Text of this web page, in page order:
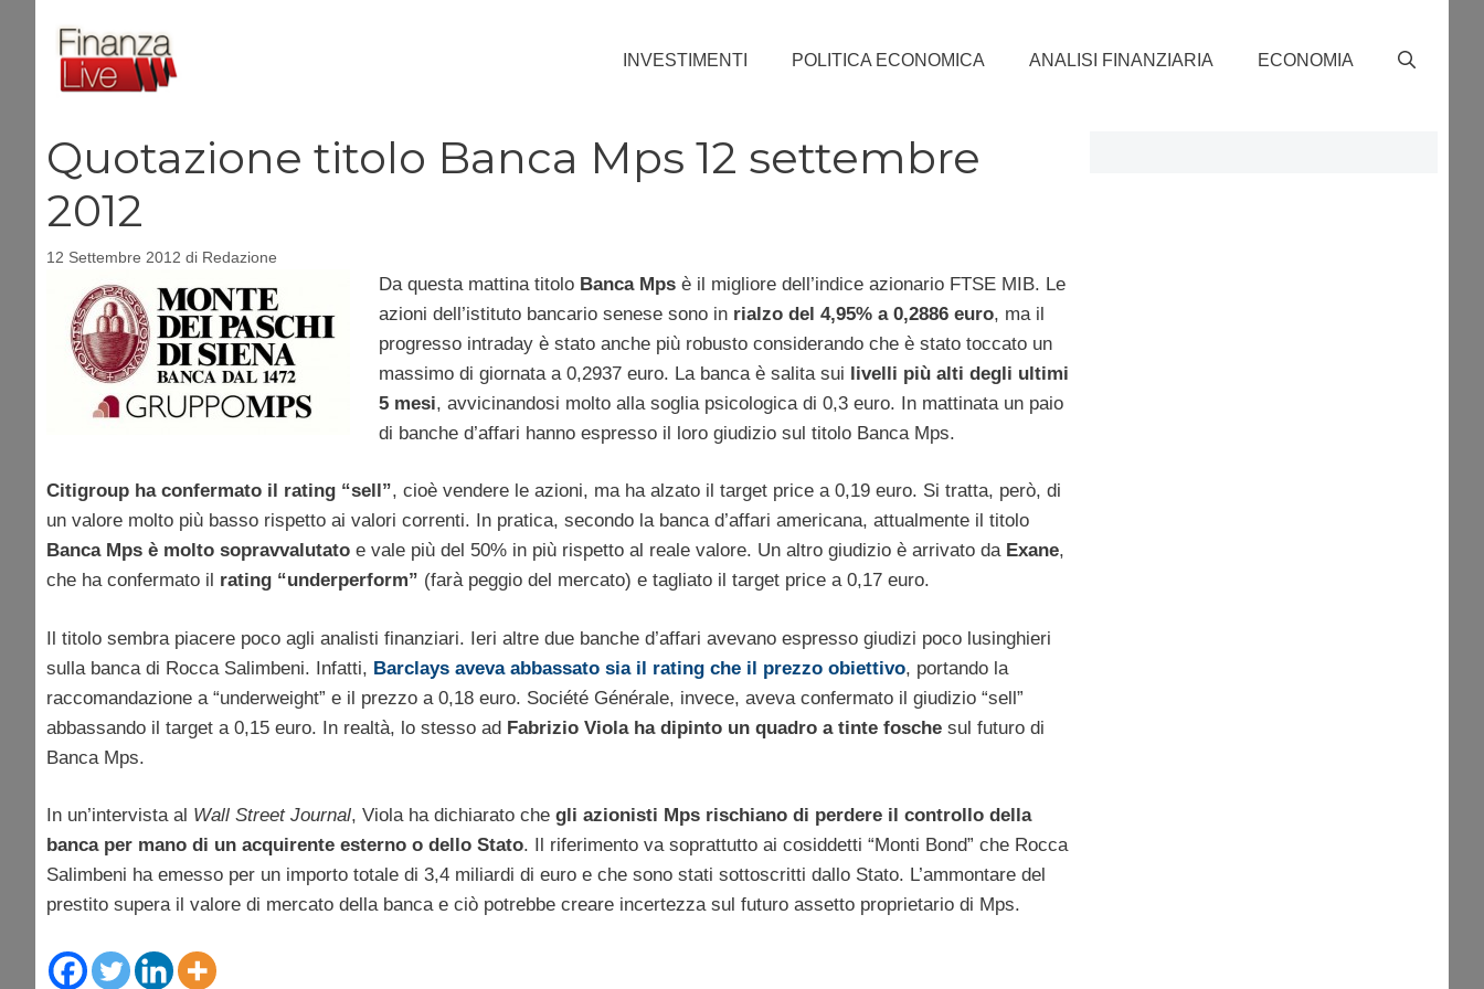
contenuto
INVESTIMENTI POLITICA ECONOMICA ANALISI FINANZIARIA ECONOMIA
Quotazione titolo Banca Mps 12 settembre
2012
12 Settembre 2012 di Redazione
Da questa mattina titolo Banca Mps è il migliore dell’indice azionario FTSE MIB. Le
azioni dell’istituto bancario senese sono in rialzo del 4,95% a 0,2886 euro, ma il
progresso intraday è stato anche più robusto considerando che è stato toccato un
massimo di giornata a 0,2937 euro. La banca è salita sui livelli più alti degli ultimi
5 mesi, avvicinandosi molto alla soglia psicologica di 0,3 euro. In mattinata un paio
di banche d’affari hanno espresso il loro giudizio sul titolo Banca Mps.
Citigroup ha confermato il rating “sell”, cioè vendere le azioni, ma ha alzato il target price a 0,19 euro. Si tratta, però, di
un valore molto più basso rispetto ai valori correnti. In pratica, secondo la banca d’affari americana, attualmente il titolo
Banca Mps è molto sopravvalutato e vale più del 50% in più rispetto al reale valore. Un altro giudizio è arrivato da Exane,
che ha confermato il rating “underperform” (farà peggio del mercato) e tagliato il target price a 0,17 euro.
Il titolo sembra piacere poco agli analisti finanziari. Ieri altre due banche d’affari avevano espresso giudizi poco lusinghieri
sulla banca di Rocca Salimbeni. Infatti, Barclays aveva abbassato sia il rating che il prezzo obiettivo, portando la
raccomandazione a “underweight” e il prezzo a 0,18 euro. Société Générale, invece, aveva confermato il giudizio “sell”
abbassando il target a 0,15 euro. In realtà, lo stesso ad Fabrizio Viola ha dipinto un quadro a tinte fosche sul futuro di
Banca Mps.
In un’intervista al Wall Street Journal, Viola ha dichiarato che gli azionisti Mps rischiano di perdere il controllo della
banca per mano di un acquirente esterno o dello Stato. Il riferimento va soprattutto ai cosiddetti “Monti Bond” che Rocca
Salimbeni ha emesso per un importo totale di 3,4 miliardi di euro e che sono stati sottoscritti dallo Stato. L’ammontare del
prestito supera il valore di mercato della banca e ciò potrebbe creare incertezza sul futuro assetto proprietario di Mps.